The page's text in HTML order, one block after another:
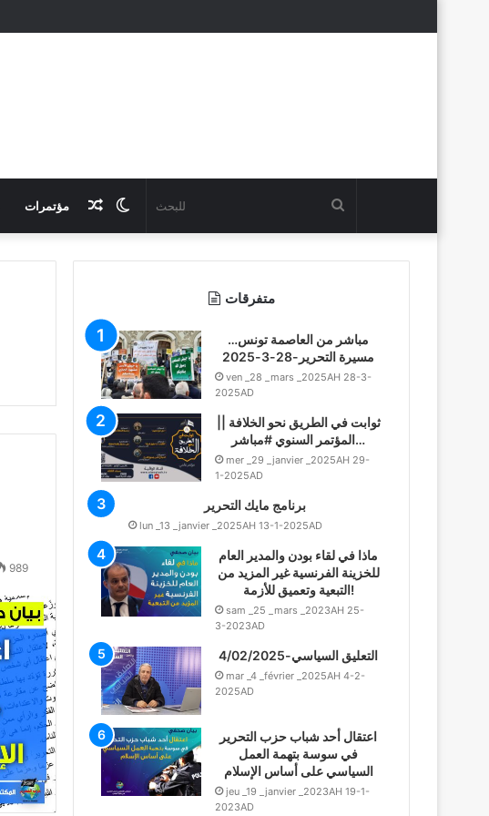
مؤتمرات Switch
skin
عناوين
989
متفرقات
مباشر من العاصمة تونس…
مسيرة التحرير-28-3-2025
ven _28 _mars _2025AH 28-3-
2025AD
ثوابت في الطريق نحو الخلافة ||
المؤتمر السنوي #مباشر…
mer _29 _janvier _2025AH 29-
1-2025AD
برنامج مايك التحرير
lun _13 _janvier _2025AH 13-1-2025AD
ماذا في لقاء بودن والمدير العام
للخزينة الفرنسية غير المزيد من
التبعية وتعميق للأزمة!
sam _25 _mars _2023AH 25-
3-2023AD
التعليق السياسي-4/02/2025
mar _4 _février _2025AH 4-2-
2025AD
اعتقال أحد شباب حزب التحرير
في سوسة بتهمة العمل
السياسي على أساس الإسلام
jeu _19 _janvier _2023AH 19-1-
2023AD